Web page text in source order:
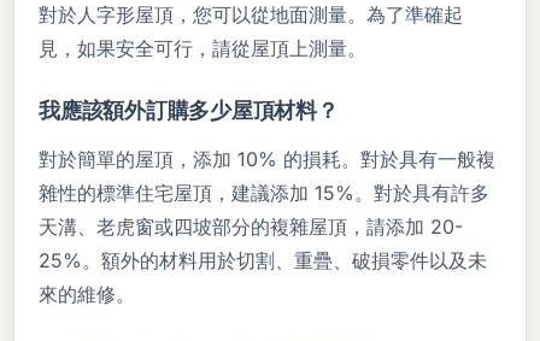
對於人字形屋頂，您可以從地面測量。為了準確起
見，如果安全可行，請從屋頂上測量。
我應該額外訂購多少屋頂材料？
對於簡單的屋頂，添加 10% 的損耗。對於具有一般複
雜性的標準住宅屋頂，建議添加 15%。對於具有許多
天溝、老虎窗或四坡部分的複雜屋頂，請添加 20-
25%。額外的材料用於切割、重疊、破損零件以及未
來的維修。